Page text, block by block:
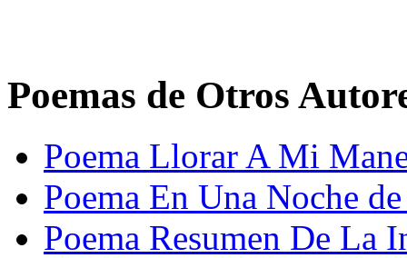
Poemas de Otros
Poema Llorar A Mi
Poema En Una Noche
Poema Resumen De La